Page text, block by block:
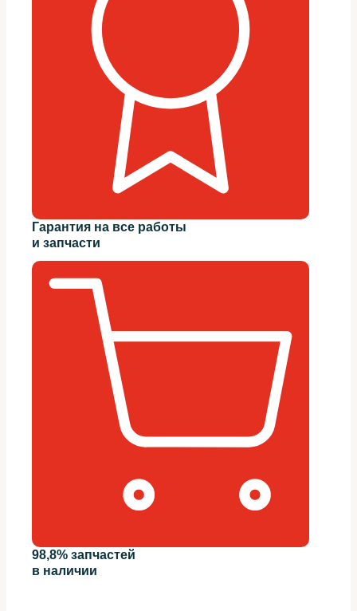
Гарантия на все работы
и запчасти
98,8% запчастей
в наличии